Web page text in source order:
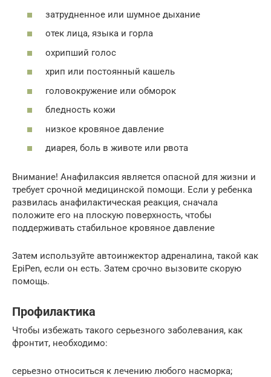
затрудненное или шумное дыхание
отек лица, языка и горла
охрипший голос
хрип или постоянный кашель
головокружение или обморок
бледность кожи
низкое кровяное давление
диарея, боль в животе или рвота
Внимание! Анафилаксия является опасной для жизни и
требует срочной медицинской помощи. Если у ребенка
развилась анафилактическая реакция, сначала
положите его на плоскую поверхность, чтобы
поддерживать стабильное кровяное давление
Затем используйте автоинжектор адреналина, такой как
EpiPen, если он есть. Затем срочно вызовите скорую
помощь.
Профилактика
Чтобы избежать такого серьезного заболевания, как
фронтит, необходимо:
серьезно относиться к лечению любого насморка;